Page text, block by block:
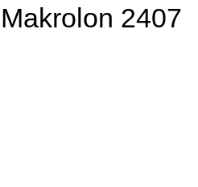
Makrolon 2407